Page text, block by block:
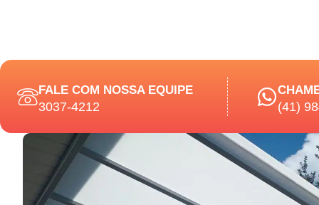
FALE COM NOSSA EQUIPE
3037-4212 (41)